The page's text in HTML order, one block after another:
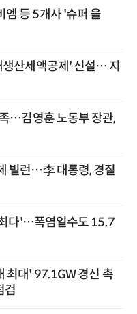
엠 등 5개사 '슈퍼 을
생산세액공제' 신설… 지
…김영훈 노동부 장관,
빌런…李 대통령, 경질
다'…폭염일수도 15.7
최대' 97.1GW 경신 촉
검